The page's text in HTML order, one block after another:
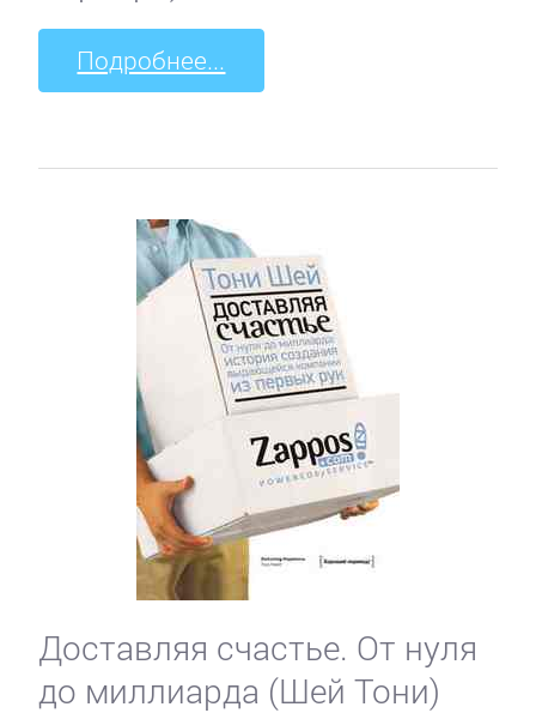
Подробнее...
Доставляя счастье. От нуля
до миллиарда (Шей Тони)